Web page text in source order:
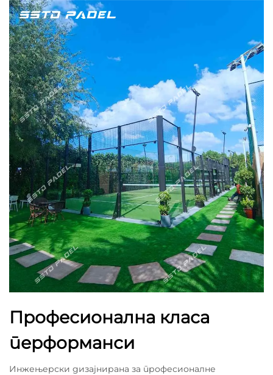
Професионална класа
перформанси
Инжењерски дизајнирана за професионалне